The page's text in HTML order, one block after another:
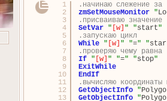
1
2
3
4
5
6
7
8
9
10
11
12
13
.начинаю слежение за
zmSetMouseMonitor "
.присваиваю
SetVar " [w] " "start"
.запускаю цикл
While " [w] " "=" "
.проверяю чему равна
If " [w] " "=" "stop"
ExitWhile
EndIf
.вычисляю координаты
GetObjectInfo "
GetObjectInfo "